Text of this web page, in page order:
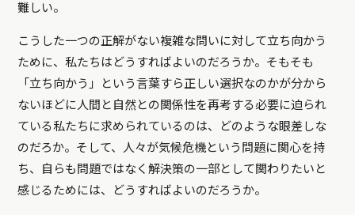
難しい。
こうした一つの正解がない複雑な問いに対して立ち向かう
ために、私たちはどうすればよいのだろうか。そもそも
「立ち向かう」という言葉すら正しい選択なのかが分から
ないほどに人間と自然との関係性を再考する必要に迫られ
ている私たちに求められているのは、どのような眼差しな
のだろか。そして、人々が気候危機という問題に関心を持
ち、自らも問題ではなく解決策の一部として関わりたいと
感じるためには、どうすればよいのだろうか。